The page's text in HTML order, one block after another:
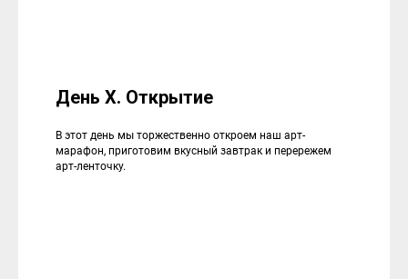
День X. Открытие
В этот день мы торжественно откроем наш арт-
марафон, приготовим вкусный завтрак и перережем
арт-ленточку.